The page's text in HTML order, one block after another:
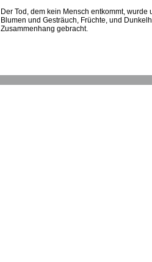
Der Tod, dem kein Mensch entkommt,
Blumen und Gesträuch, Früchte, und
Zusammenhang gebracht.